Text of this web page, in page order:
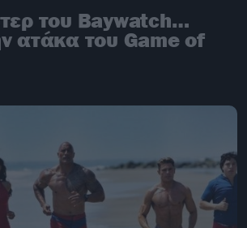
του Baywatch…
ατάκα του Game of